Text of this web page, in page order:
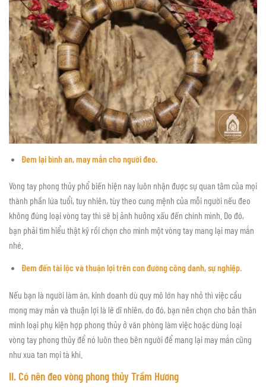
Đem lại bình an, may mắn cho người đeo.
Vòng tay phong thủy phổ biến hiện nay luôn nhận được sự quan tâm của mọi
thành phần lứa tuổi, tuy nhiên, tùy theo cung mệnh của mỗi người nếu đeo
không đúng loại vòng tay thì sẽ bị ảnh hưởng xấu đến chính mình. Do đó,
bạn phải tìm hiểu thật kỹ rồi chọn cho mình một vòng tay mang lại may mắn
nhé.
Đem đến tài lộc và thuận lợi trên con đường công danh, sự nghiệp.
Nếu bạn là người làm ăn, kinh doanh dù quy mô lớn hay nhỏ thì việc cầu
mong may mắn và thuận lợi là lẽ dĩ nhiên, do đó, bạn nên chọn cho bản thân
mình loại phụ kiện hợp phong thủy ở văn phòng làm việc hoặc dùng loại
vòng tay phong thủy để nó luôn theo bên người để mang lại may mắn cũng
như xua tan mọi tà khí.
II. Có nên đeo vòng phong thủy Trầm Hương